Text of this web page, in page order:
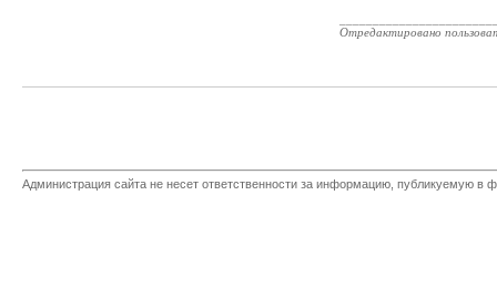
Отредактировано
Администрация сайта не несет ответственности за информацию, публикуемую